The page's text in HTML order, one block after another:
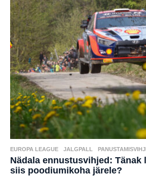
EUROPA LEAGUE ,JALGPALL ,
Nädala ennustusvihjed: Tänak
siis poodiumikoha järele?